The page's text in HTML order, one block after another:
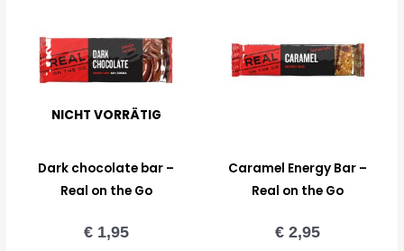
NICHT VORRÄTIG
Dark chocolate bar –
Real on the Go
€1,95
Caramel Energy Bar –
Real on the Go
€ 2,95